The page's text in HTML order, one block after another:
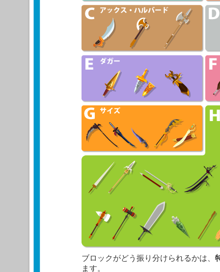
ブロックがどう振り分けられるかは、
ます。